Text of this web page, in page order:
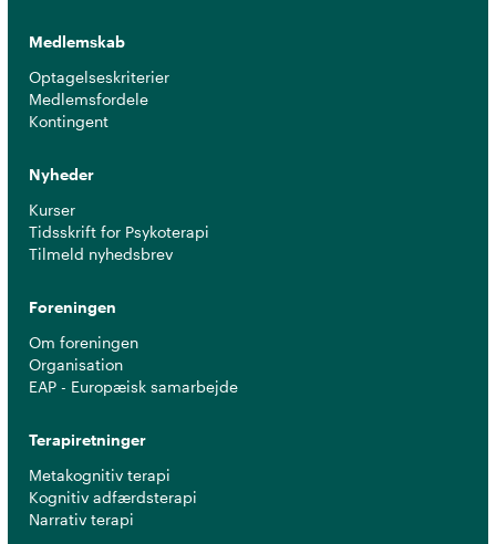
Medlemskab
Optagelseskriterier
Medlemsfordele
Kontingent
Nyheder
Kurser
Tidsskrift for Psykoterapi
Tilmeld nyhedsbrev
Foreningen
Om foreningen
Organisation
EAP - Europæisk samarbejde
Terapiretninger
Metakognitiv terapi
Kognitiv adfærdsterapi
Narrativ terapi